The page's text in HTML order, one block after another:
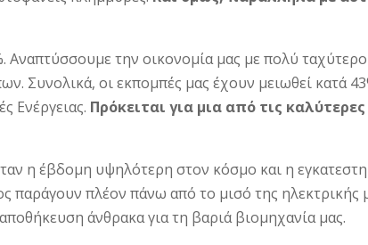
την οικονομία μας με πολύ
Συνολικά, οι εκπομπές μας έχουν μειωθεί κατά
Ενέργειας. Πρόκειται για μια από τις
η έβδομη υψηλότερη στον κόσμο και η
πλέον πάνω από το μισό της ηλεκτρικής
άνθρακα για τη βαριά βιομηχανία μας.